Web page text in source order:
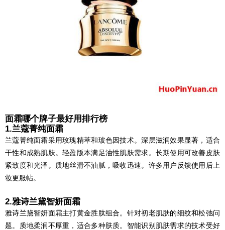
面霜哪个牌子最好用排行榜
1.兰蔻菁纯面霜
兰蔻菁纯面霜采用玫瑰精萃和玻色因技术。深层滋润效果显著，适合
干性和成熟肌肤。轻盈版本满足油性肌肤需求。长期使用可改善皮肤
紧致度和光泽。质地丝滑不油腻，吸收迅速。许多用户反馈使用后上
妆更服帖。
2.雅诗兰黛智妍面霜
雅诗兰黛智妍面霜主打黄金胜肽组合。针对初老肌肤的细纹和松弛问
题。质地柔润不厚重，适合多种肤质。智能识别肌肤需求的技术受好